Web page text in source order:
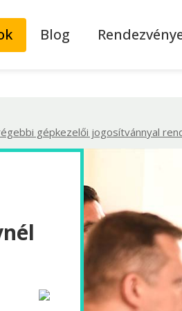
Blog
gépkezelői jogosítvánnyal